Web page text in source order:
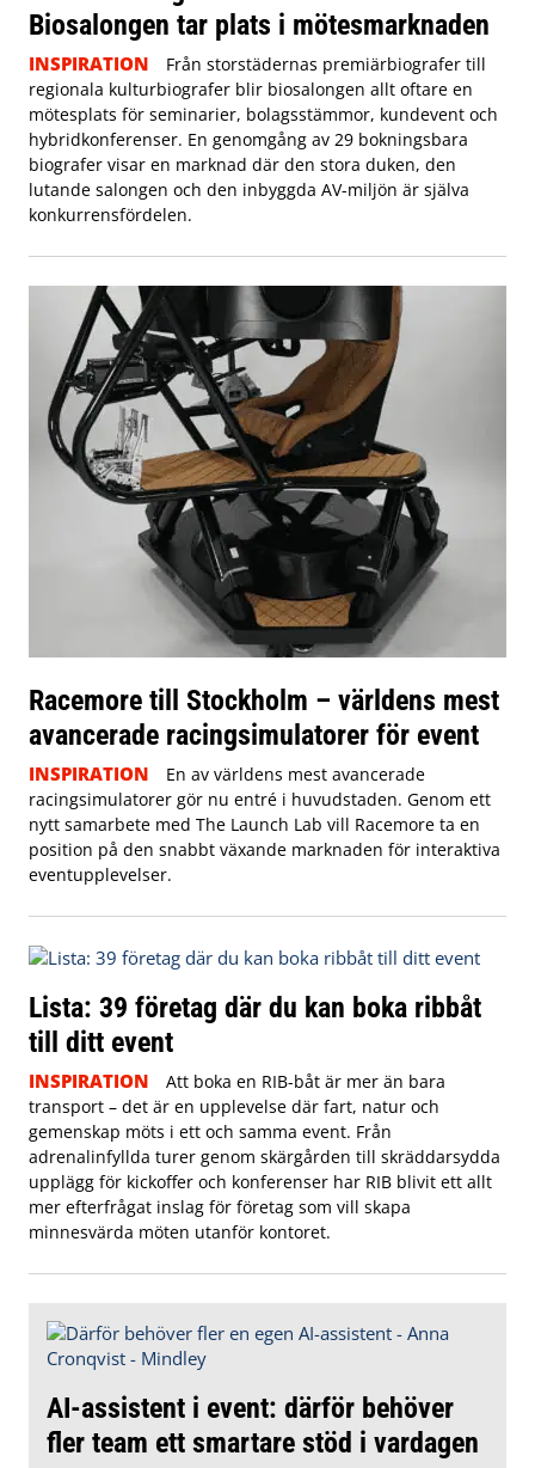
Biosalongen tar plats i mötesmarknaden
INSPIRATION
Från storstädernas premiärbiografer till
regionala kulturbiografer blir biosalongen allt oftare en
mötesplats för seminarier, bolagsstämmor, kundevent och
hybridkonferenser. En genomgång av 29 bokningsbara
biografer visar en marknad där den stora duken, den
lutande salongen och den inbyggda AV-miljön är själva
konkurrensfördelen.
Racemore till Stockholm – världens mest
avancerade racingsimulatorer för event
INSPIRATION
En av världens mest avancerade
racingsimulatorer gör nu entré i huvudstaden. Genom ett
nytt samarbete med The Launch Lab vill Racemore ta en
position på den snabbt växande marknaden för interaktiva
eventupplevelser.
Lista: 39 företag där du kan boka ribbåt
till ditt event
INSPIRATION
Att boka en RIB-båt är mer än bara
transport – det är en upplevelse där fart, natur och
gemenskap möts i ett och samma event. Från
adrenalinfyllda turer genom skärgården till skräddarsydda
upplägg för kickoffer och konferenser har RIB blivit ett allt
mer efterfrågat inslag för företag som vill skapa
minnesvärda möten utanför kontoret.
AI-assistent i event: därför behöver
fler team ett smartare stöd i vardagen